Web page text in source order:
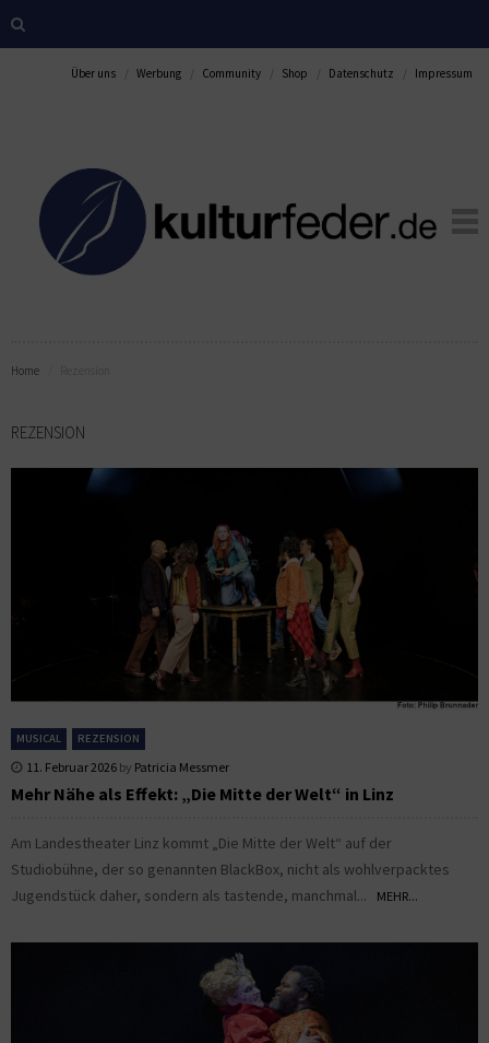
Über uns Werbung Community Shop Datenschutz Impressum
Home
REZENSION
MUSICAL REZENSION
11. Februar 2026 by Patricia Messmer
Mehr Nähe als Effekt: „Die Mitte der Welt“ in Linz
Am Landestheater Linz kommt „Die Mitte der Welt“ auf der
Studiobühne, der so genannten BlackBox, nicht als wohlverpacktes
Jugendstück daher, sondern als tastende, manchmal...
MEHR...